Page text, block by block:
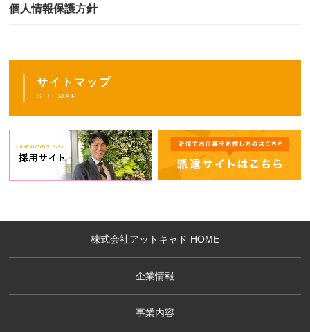
個人情報保護方針
サイトマップ
SITEMAP
株式会社アットキャド HOME
企業情報
事業内容